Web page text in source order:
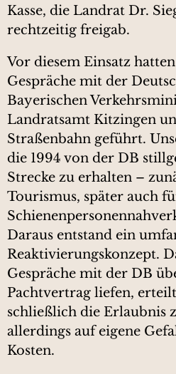
Kasse, die Landrat Dr.
rechtzeitig freigab.
Vor diesem Einsatz
Gespräche mit der
Bayerischen
Landratsamt Kitzingen
Straßenbahn geführt.
die 1994 von der DB
Strecke zu erhalten –
Tourismus, später auch
Daraus entstand ein
Reaktivierungskonzept.
Gespräche mit der DB
Pachtvertrag liefen,
schließlich die Erlaubnis
allerdings auf eigene
Kosten.